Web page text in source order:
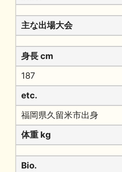
主な出場大会
身長 cm
187
etc.
福岡県久留米市出身
体重 kg
Bio.